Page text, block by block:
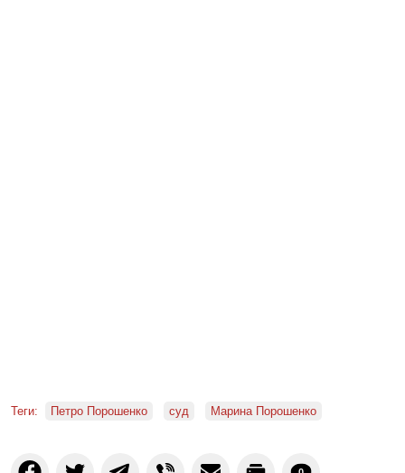
Теги: Петро Порошенко суд Марина Порошенко